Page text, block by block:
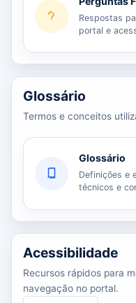
Respostas
portal e
Glossário
Termos e conceitos
Glossário
Definições e
técnicos e
Acessibilidade
Recursos rápidos para
navegação no portal.